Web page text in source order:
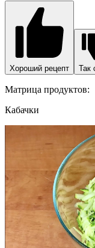
Хороший рецепт Так
Матрица продуктов:
Кабачки